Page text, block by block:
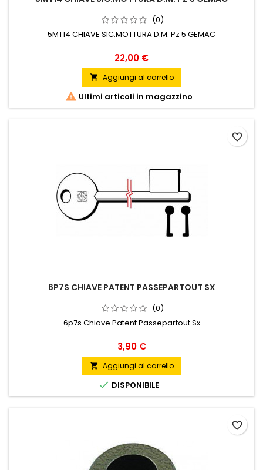
(0)
5MT14 CHIAVE SIC.MOTTURA D.M. Pz 5 GEMAC
Prezzo
22,00 €
 Aggiungi al carrello
 Ultimi articoli in magazzino
6P7S CHIAVE PATENT PASSEPARTOUT SX
(0)
6p7s Chiave Patent Passepartout Sx
Prezzo
3,90 €
 Aggiungi al carrello
 DISPONIBILE
favorite_border
favorite_border